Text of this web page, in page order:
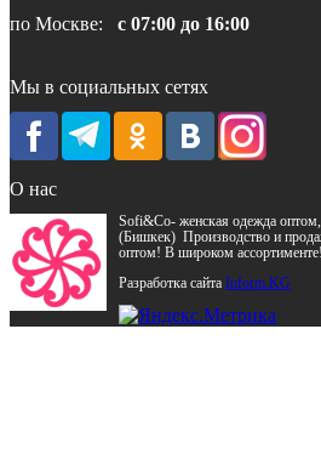
по Москве: с 07:00 до 16:00
Мы в социальных сетях
О нас
Sofi&Co- женская одежда
(Бишкек) Производство и
оптом! В широком ассортименте!
Разработка сайта Inform.KG